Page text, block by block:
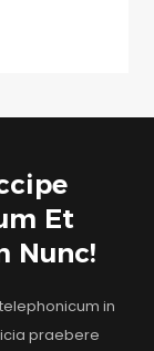
Et
Nunc!
in
praebere